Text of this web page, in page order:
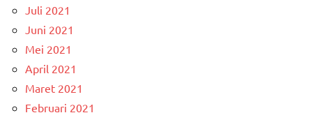
Juli 2021
Juni 2021
Mei 2021
April 2021
Maret 2021
Februari 2021